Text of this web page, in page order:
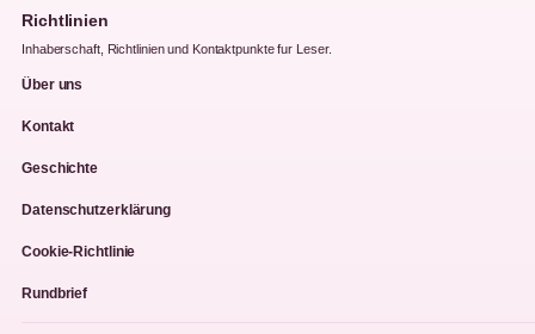
Richtlinien
Inhaberschaft, Richtlinien und Kontaktpunkte fur Leser.
Über uns
Kontakt
Geschichte
Datenschutzerklärung
Cookie-Richtlinie
Rundbrief